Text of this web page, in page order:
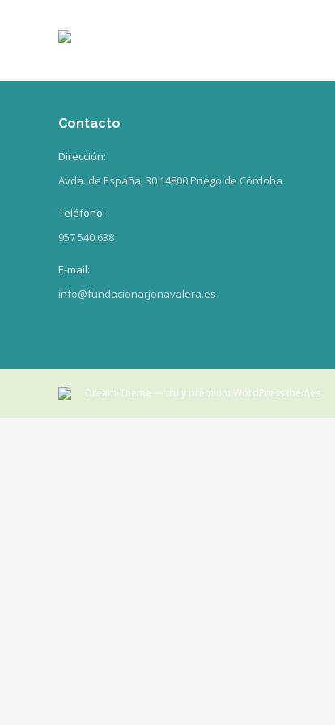
Contacto
Dirección:
Avda. de España, 30 14800 Priego de Córdoba
Teléfono:
957 540 638
E-mail:
info@fundacionarjonavalera.es
Dream-Theme — truly premium WordPress themes